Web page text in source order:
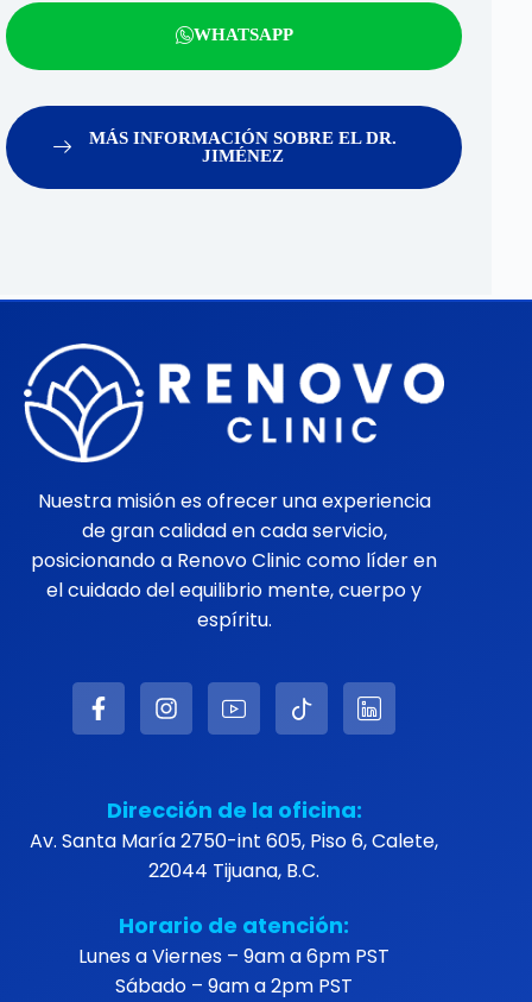
WHATSAPP
MÁS INFORMACIÓN SOBRE EL DR.
JIMÉNEZ
Nuestra misión es ofrecer una experiencia
de gran calidad en cada servicio,
posicionando a Renovo Clinic como líder en
el cuidado del equilibrio mente, cuerpo y
espíritu.
Dirección de la oficina:
Av. Santa María 2750-int 605, Piso 6, Calete,
22044 Tijuana, B.C.
Horario de atención:
Lunes a Viernes – 9am a 6pm PST
Sábado – 9am a 2pm PST